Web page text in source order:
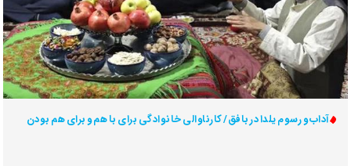
آداب و رسوم یلدا در بافق/ کارناوالی خانوادگی برای با هم و برای هم بودن